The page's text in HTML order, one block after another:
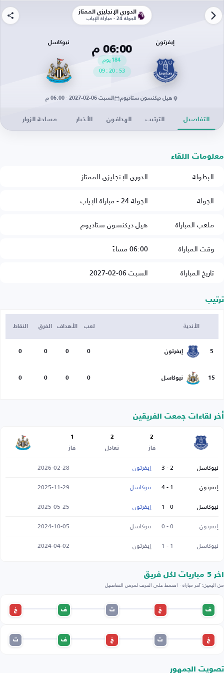
الدوري الإنجليزي الممتاز
الجولة 24 - مباراة الإياب
إيفرتون
06:00 م
184 يوم
53
:
20
:
09
نيوكاسل
هيل ديكنسون ستاديوم السبت 06-02-2027 · 06:00 م
التفاصيل الترتيب الهدافون الأخبار مساحة الزوار
معلومات اللقاء
البطولة
الدوري الإنجليزي الممتاز
الجولة
الجولة 24 - مباراة الإياب
ملعب المباراة
هيل ديكنسون ستاديوم
وقت المباراة
06:00 مساءً
تاريخ المباراة
السبت 06-02-2027
ترتيب
الأندية لعب الأهداف الفرق النقاط
5 إيفرتون 0
0
0
0
15 نيوكاسل 0
0
0
0
أخر لقاءات جمعت الفريقين
2
فاز
2
تعادل
1
فاز
نيوكاسل 2 - 3 إيفرتون
2026-02-28
إيفرتون
1 - 4 نيوكاسل
2025-11-29
نيوكاسل
0 - 1 إيفرتون
2025-05-25
إيفرتون
0 - 0 نيوكاسل
2024-10-05
نيوكاسل
1 - 1 إيفرتون 2024-04-02
اخر 5 مباريات لكل فريق
من اليمين: آخر مباراة · اضغط على الحرف لعرض التفاصيل
ف خ ت ف خ
خ ت خ ف ت
تصويت الجمهور